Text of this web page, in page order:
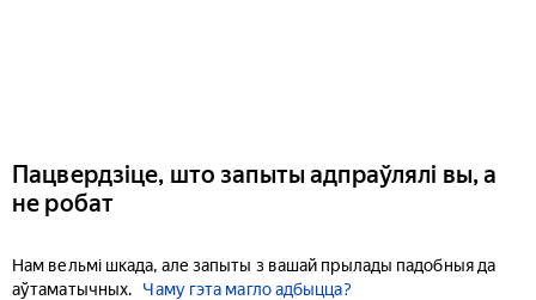
Пацвердзіце, што запыты адпраўлялі вы, а
не робат
Нам вельмі шкада, але запыты з вашай прылады падобныя да
аўтаматычных.
Чаму гэта магло адбыцца?